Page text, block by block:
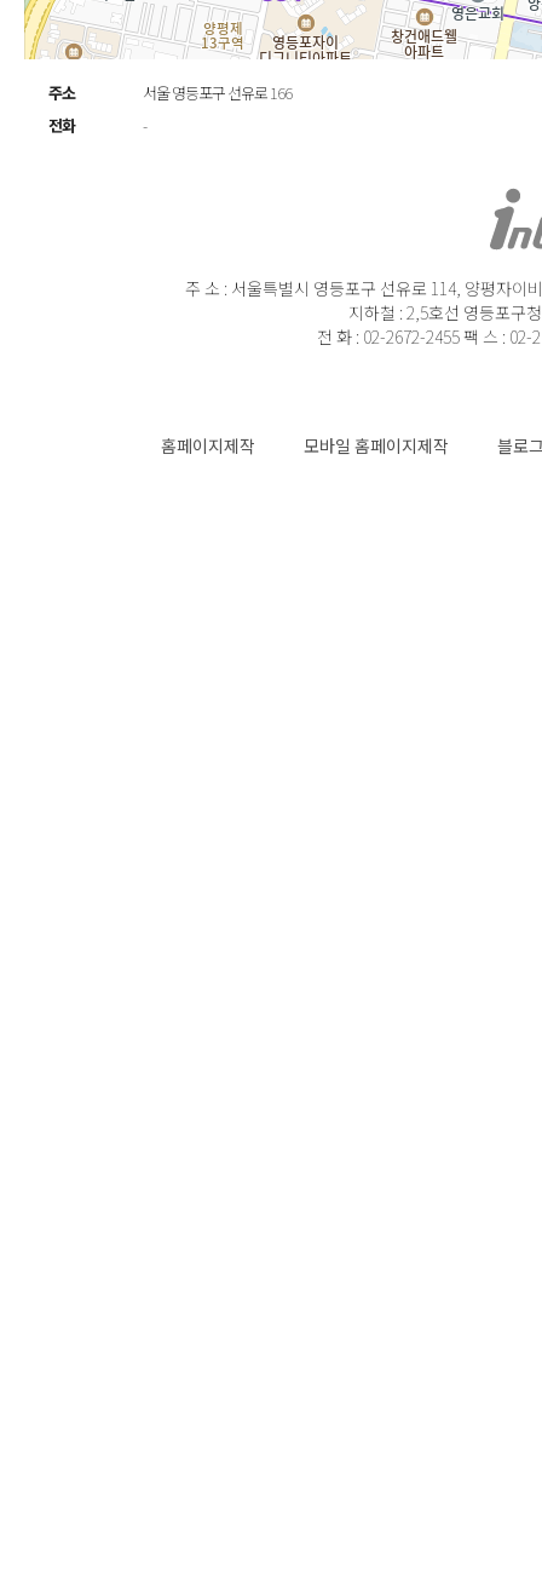
주소
서울 영등포구 선유로 166
전화
-
주 소 : 서울특별시 영등포구 선유로 114, 양평자이
지하철 : 2,5호선 영등포구
전 화 : 02-2672-2455 팩 스 :
홈페이지제작 모바일 홈페이지제작 블로